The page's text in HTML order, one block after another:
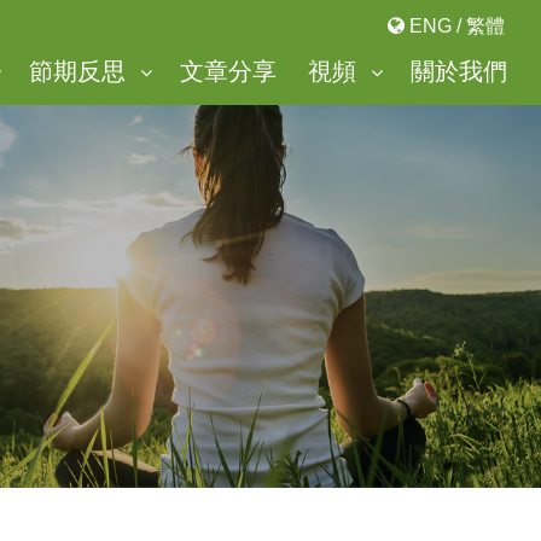
ENG /繁體
節期反思 文章分享 視頻 關於我們